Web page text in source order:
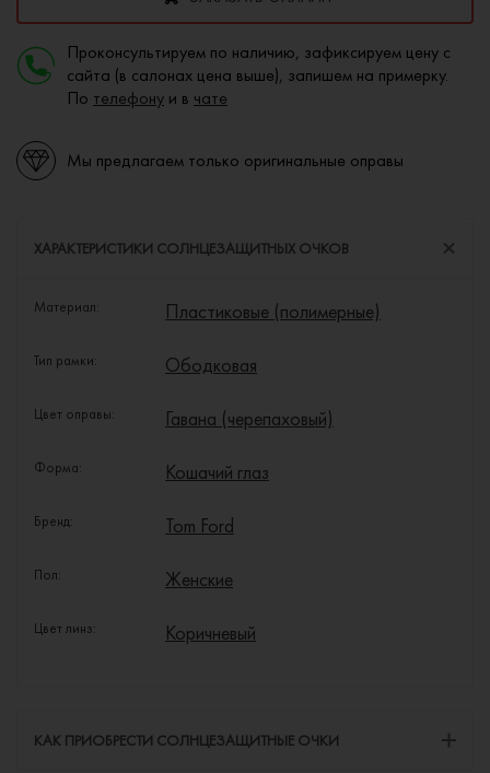
Проконсультируем по наличию, зафиксируем цену с
сайта (в салонах цена выше), запишем на примерку.
По телефону и в чате
Мы предлагаем только оригинальные оправы
ХАРАКТЕРИСТИКИ СОЛНЦЕЗАЩИТНЫХ ОЧКОВ
Материал: Пластиковые (полимерные)
Тип рамки: Ободковая
Цвет оправы: Гавана (черепаховый)
Форма: Кошачий глаз
Бренд: Tom Ford
Пол: Женские
Цвет линз: Коричневый
КАК ПРИОБРЕСТИ СОЛНЦЕЗАЩИТНЫЕ ОЧКИ